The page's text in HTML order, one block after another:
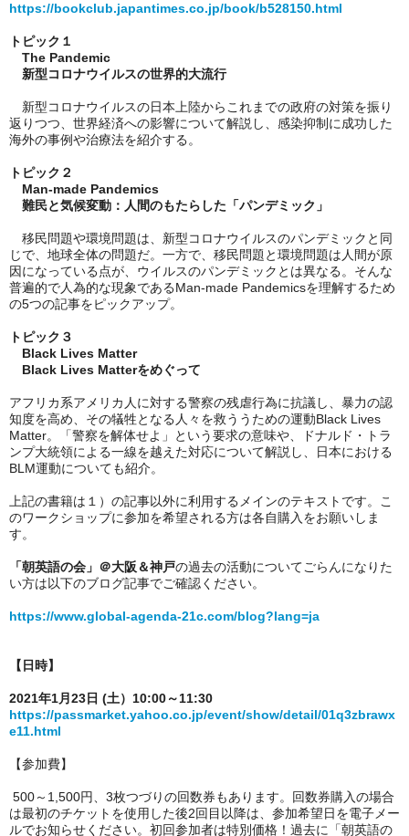
https://bookclub.japantimes.co.jp/book/b528150.html
トピック１
The Pandemic
新型コロナウイルスの世界的大流行
新型コロナウイルスの日本上陸からこれまでの政府の対策を振り
返りつつ、世界経済への影響について解説し、感染抑制に成功した
海外の事例や治療法を紹介する。
トピック２
Man-made Pandemics
難民と気候変動：人間のもたらした「パンデミック」
移民問題や環境問題は、新型コロナウイルスのパンデミックと同
じで、地球全体の問題だ。一方で、移民問題と環境問題は人間が原
因になっている点が、ウイルスのパンデミックとは異なる。そんな
普遍的で人為的な現象であるMan-made Pandemicsを理解するため
の5つの記事をピックアップ。
トピック３
Black Lives Matter
Black Lives Matterをめぐって
アフリカ系アメリカ人に対する警察の残虐行為に抗議し、暴力の認
知度を高め、その犠牲となる人々を救ううための運動Black Lives
Matter。「警察を解体せよ」という要求の意味や、ドナルド・トラ
ンプ大統領による一線を越えた対応について解説し、日本における
BLM運動についても紹介。
上記の書籍は１）の記事以外に利用するメインのテキストです。こ
のワークショップに参加を希望される方は各自購入をお願いしま
す。
「朝英語の会」＠大阪＆神戸の過去の活動についてごらんになりた
い方は以下のブログ記事でご確認ください。
https://www.global-agenda-21c.com/blog?lang=ja
【日時】
2021年1月23日 (土）10:00～11:30
https://passmarket.yahoo.co.jp/event/show/detail/01q3zbrawx
e11.html
【参加費】
500～1,500円、3枚つづりの回数券もあります。回数券購入の場合
は最初のチケットを使用した後2回目以降は、参加希望日を電子メー
ルでお知らせください。初回参加者は特別価格！ 過去に「朝英語の